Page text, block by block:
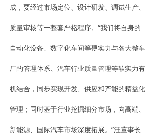
成，要经过市场定位、设计研发、调试生产、
质量审核等一整套严格程序。“我们将自身的
自动化设备、数字化车间等硬实力与各大整车
厂的管理体系、汽车行业质量管理等软实力有
机结合，同步实现开发、供应和产能的精益化
管理；同时基于行业挖掘细分市场，向高端、
新能源、国际汽车市场深度拓展。”汪董事长